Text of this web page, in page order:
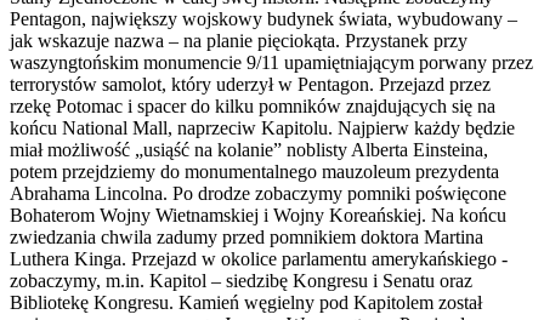
Pentagon, największy wojskowy budynek świata, wybudowany –
jak wskazuje nazwa – na planie pięciokąta. Przystanek przy
waszyngtońskim monumencie 9/11 upamiętniającym porwany przez
terrorystów samolot, który uderzył w Pentagon. Przejazd przez
rzekę Potomac i spacer do kilku pomników znajdujących się na
końcu National Mall, naprzeciw Kapitolu. Najpierw każdy będzie
miał możliwość „usiąść na kolanie” noblisty Alberta Einsteina,
potem przejdziemy do monumentalnego mauzoleum prezydenta
Abrahama Lincolna. Po drodze zobaczymy pomniki poświęcone
Bohaterom Wojny Wietnamskiej i Wojny Koreańskiej. Na końcu
zwiedzania chwila zadumy przed pomnikiem doktora Martina
Luthera Kinga. Przejazd w okolice parlamentu amerykańskiego -
zobaczymy, m.in. Kapitol – siedzibę Kongresu i Senatu oraz
Bibliotekę Kongresu. Kamień węgielny pod Kapitolem został